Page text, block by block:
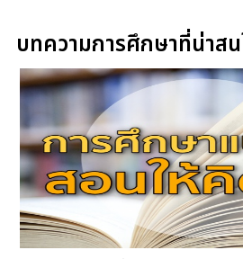
บทความการศึกษาที่น่าสน